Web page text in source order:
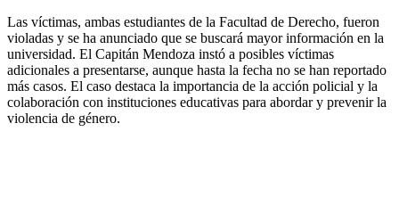
Las víctimas, ambas estudiantes de la Facultad de Derecho, fueron
violadas y se ha anunciado que se buscará mayor información en la
universidad. El Capitán Mendoza instó a posibles víctimas
adicionales a presentarse, aunque hasta la fecha no se han reportado
más casos. El caso destaca la importancia de la acción policial y la
colaboración con instituciones educativas para abordar y prevenir la
violencia de género.